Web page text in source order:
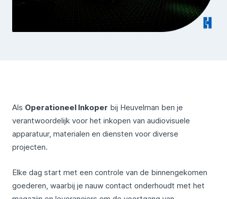
Als Operationeel Inkoper bij Heuvelman ben je
verantwoordelijk voor het inkopen van audiovisuele
apparatuur, materialen en diensten voor diverse
projecten.
Elke dag start met een controle van de binnengekomen
goederen, waarbij je nauw contact onderhoudt met het